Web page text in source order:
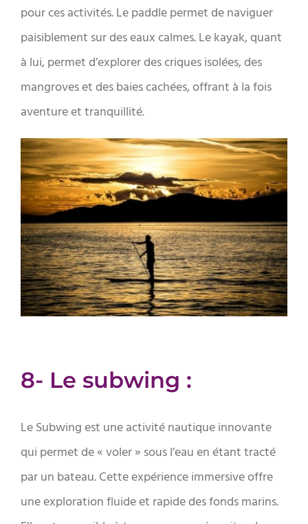
pour ces activités. Le paddle permet de naviguer
paisiblement sur des eaux calmes. Le kayak, quant
à lui, permet d’explorer des criques isolées, des
mangroves et des baies cachées, offrant à la fois
aventure et tranquillité.
8- Le subwing :
Le Subwing est une activité nautique innovante
qui permet de « voler » sous l’eau en étant tracté
par un bateau. Cette expérience immersive offre
une exploration fluide et rapide des fonds marins.